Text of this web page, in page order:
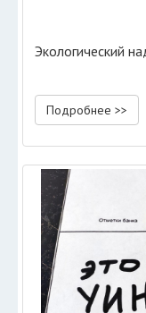
Экологический
Подробнее >>